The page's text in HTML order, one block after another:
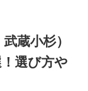
蔵小杉）
選び方や